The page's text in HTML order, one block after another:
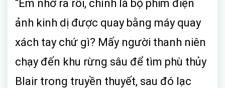
“Em nhớ ra rồi, chính là bộ phim điện
ảnh kinh dị được quay bằng máy quay
xách tay chứ gì? Mấy người thanh niên
chạy đến khu rừng sâu để tìm phù thủy
Blair trong truyền thuyết, sau đó lạc